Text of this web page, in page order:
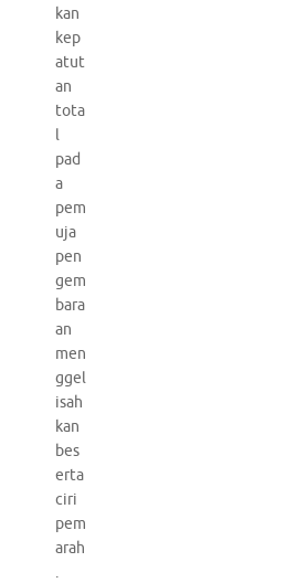
kan
kep
atut
an
tota
l
pad
a
pem
uja
pen
gem
bara
an
men
ggel
isah
kan
bes
erta
ciri
pem
arah
.